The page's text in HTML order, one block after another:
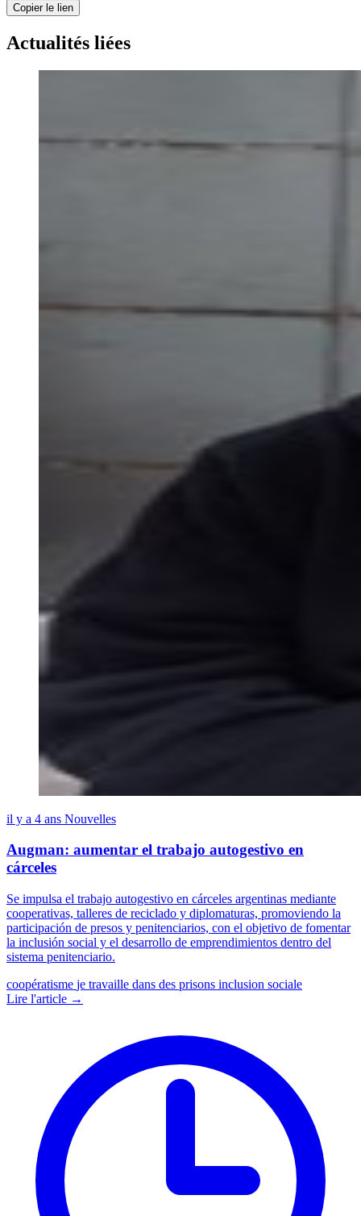
Copier le lien
Actualités liées
il y a 4 ans Nouvelles
Augman: aumentar el trabajo autogestivo en
cárceles
Se impulsa el trabajo autogestivo en cárceles argentinas mediante
cooperativas, talleres de reciclado y diplomaturas, promoviendo la
participación de presos y penitenciarios, con el objetivo de fomentar
la inclusión social y el desarrollo de emprendimientos dentro del
sistema penitenciario.
coopératisme je travaille dans des prisons inclusion sociale
Lire l'article →